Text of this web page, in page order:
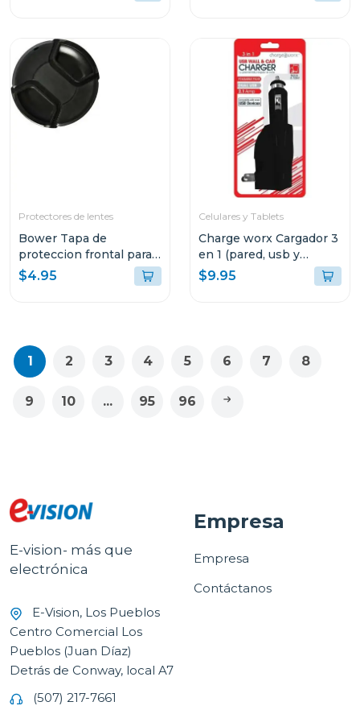
Protectores de lentes
Bower Tapa de
proteccion frontal para
lentes 72mm
$4.95
Celulares y Tablets
Charge worx Cargador 3
en 1 (pared, usb y
cargador de coche)
cx3025
$9.95
1 2 3 4 5 6 7 8
9 10 ... 95 96
E-vision- más que
electrónica
E-Vision, Los Pueblos
Centro Comercial Los
Pueblos (Juan Díaz)
Detrás de Conway, local A7
(507) 217-7661
Empresa
Empresa
Contáctanos